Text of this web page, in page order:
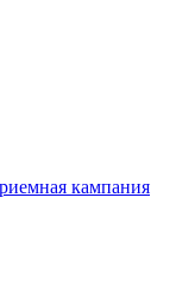
кампания